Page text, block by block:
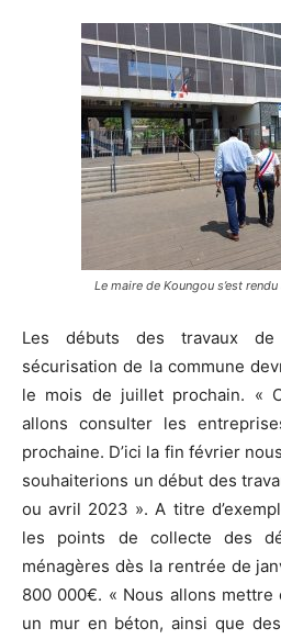
Le maire de Koungou s’est
Les débuts des travaux
sécurisation de la commune
le mois de juillet prochain. «
allons consulter les
prochaine. D’ici la fin février
souhaiterions un début des
ou avril 2023 ». A titre
les points de collecte des
ménagères dès la rentrée de
800 000€. « Nous allons mettre
un mur en béton, ainsi que